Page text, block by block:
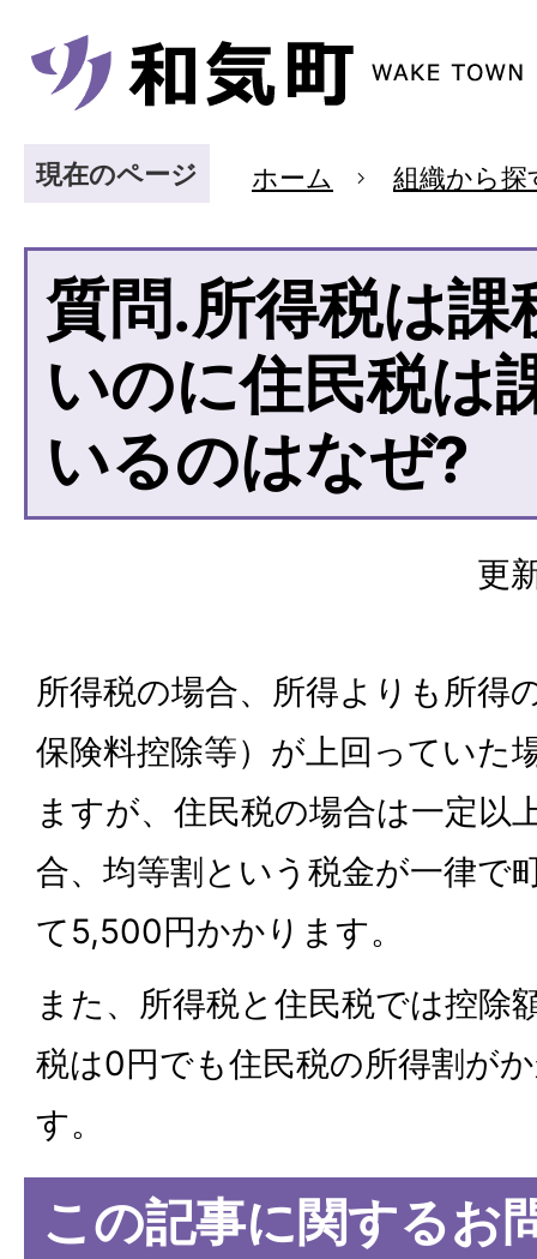
現在のページ ホーム 組織から探
質問.所得税は課
いのに住民税は
いるのはなぜ?
更
所得税の場合、所得よりも所得
保険料控除等）が上回っていた
ますが、住民税の場合は一定以
合、均等割という税金が一律で
て5,500円かかります。
また、所得税と住民税では控除
税は0円でも住民税の所得割が
す。
この記事に関するお